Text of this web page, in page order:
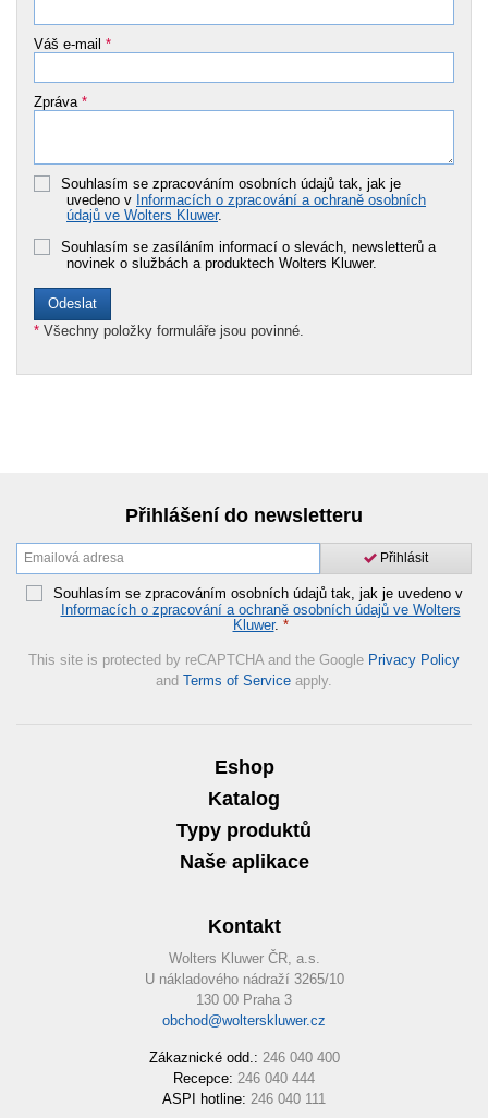
Váš e-mail *
Zpráva *
Souhlasím se zpracováním osobních údajů tak, jak je
uvedeno v Informacích o zpracování a ochraně osobních
údajů ve Wolters Kluwer.
Souhlasím se zasíláním informací o slevách, newsletterů a
novinek o službách a produktech Wolters Kluwer.
* Všechny položky formuláře jsou povinné.
Přihlášení do newsletteru
Přihlásit
Souhlasím se zpracováním osobních údajů tak, jak je uvedeno v
Informacích o zpracování a ochraně osobních údajů ve Wolters
Kluwer. *
This site is protected by reCAPTCHA and the Google Privacy Policy
and Terms of Service apply.
Eshop
Katalog
Typy produktů
Naše aplikace
Kontakt
Wolters Kluwer ČR, a.s.
U nákladového nádraží 3265/10
130 00 Praha 3
obchod@wolterskluwer.cz
Zákaznické odd.: 246 040 400
Recepce: 246 040 444
ASPI hotline: 246 040 111